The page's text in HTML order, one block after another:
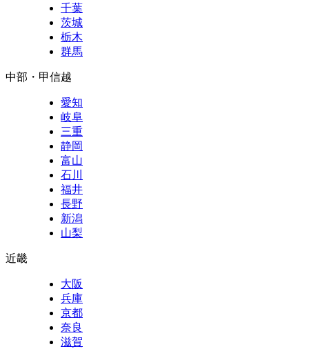
千葉
茨城
栃木
群馬
中部・甲信越
愛知
岐阜
三重
静岡
富山
石川
福井
長野
新潟
山梨
近畿
大阪
兵庫
京都
奈良
滋賀